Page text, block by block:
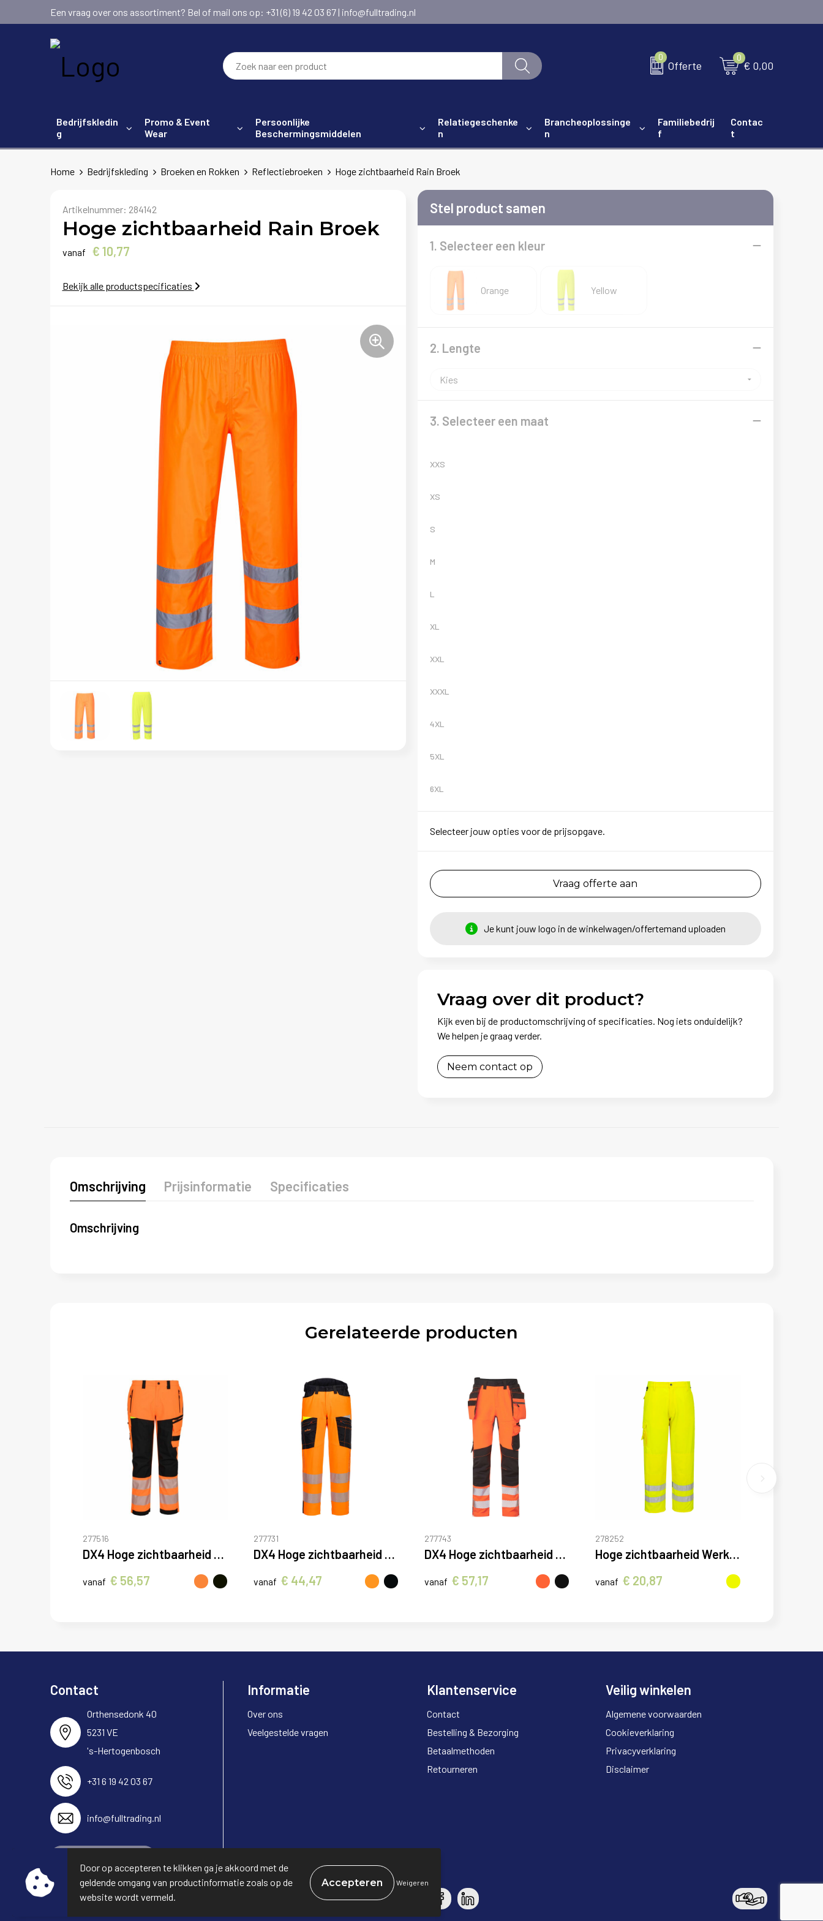
Een vraag over ons assortiment? Bel of mail ons op: +31 (6) 19 42 03 67 | info@fulltrading.nl
0
Offerte
0
€ 0,00
Bedrijfskledin
g
Promo & Event
Wear
Persoonlijke
Beschermingsmiddelen
Relatiegeschenke
n
Brancheoplossinge
n
Familiebedrij
f
Contac
t
Home Bedrijfskleding Broeken en Rokken Reflectiebroeken Hoge zichtbaarheid Rain Broek
Artikelnummer: 284142
Hoge zichtbaarheid Rain Broek
vanaf € 10,77
Bekijk alle productspecificaties
Stel product samen
1. Selecteer een kleur
Orange Yellow
2. Lengte
3. Selecteer een maat
XXS
XS
S
M
L
XL
XXL
XXXL
4XL
5XL
6XL
Selecteer jouw opties voor de prijsopgave.
Vraag offerte aan
Je kunt jouw logo in de winkelwagen/offertemand uploaden
Vraag over dit product?
Kijk even bij de productomschrijving of specificaties. Nog iets onduidelijk?
We helpen je graag verder.
Neem contact op
Omschrijving Prijsinformatie Specificaties
Omschrijving
Gerelateerde producten
277516
DX4 Hoge zichtbaarheid Rain Broek
vanaf € 56,57
277731
DX4 Hoge zichtbaarheid Service Broek
vanaf € 44,47
277743
DX4 Hoge zichtbaarheid Detachable Holster Zak Craft Broek
vanaf € 57,17
278252
Hoge zichtbaarheid Werk Broek
vanaf € 20,87
Contact
Orthensedonk 40
5231 VE
's-Hertogenbosch
+31 6 19 42 03 67
info@fulltrading.nl
Informatie
Over ons
Veelgestelde vragen
Klantenservice
Contact
Bestelling & Bezorging
Betaalmethoden
Retourneren
Veilig winkelen
Algemene voorwaarden
Cookieverklaring
Privacyverklaring
Disclaimer
© Copyright Full Trading 2026
Door op accepteren te klikken ga je akkoord met de
geldende omgang van productinformatie zoals op de
website wordt vermeld.
Weigeren